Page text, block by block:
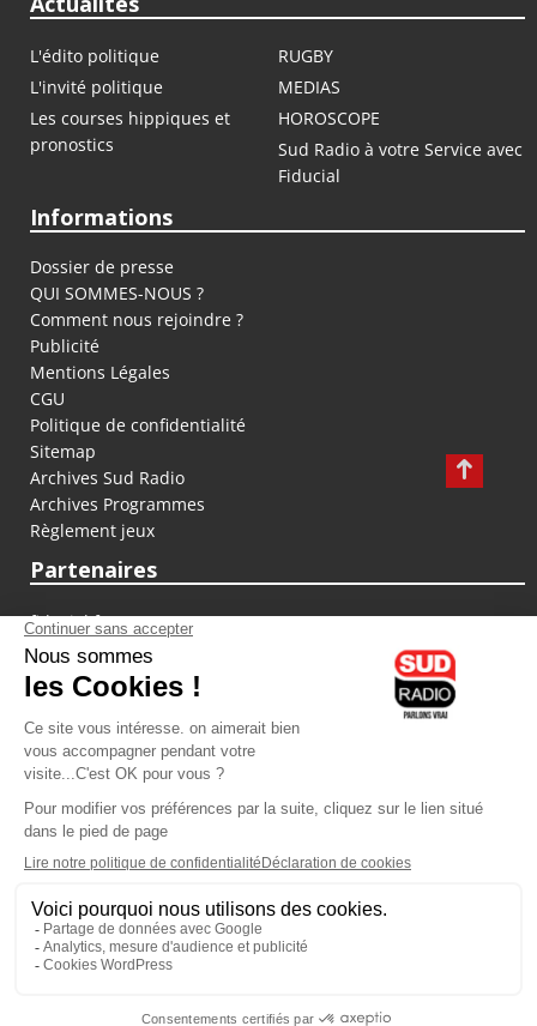
L'édito politique
RUGBY
L'invité politique
MEDIAS
Les courses hippiques et
pronostics
HOROSCOPE
Sud Radio à votre Service avec
Fiducial
Informations
Dossier de presse
QUI SOMMES-NOUS ?
Comment nous rejoindre ?
Publicité
Mentions Légales
CGU
Politique de confidentialité
Sitemap
Archives Sud Radio
Archives Programmes
Règlement jeux
Partenaires
fiducial.fr
lyoncapitale.fr
olympique-et-lyonnais.com
L'application Iphone / Android
Téléchargez l'application
Les cookies
Gestion des cookies
Crédit photos : ©Sud Radio / Pierre Olivier